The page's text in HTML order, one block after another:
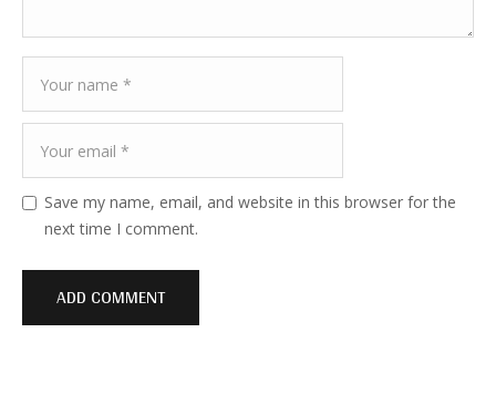
Save my name, email, and website in this browser for the
next time I comment.